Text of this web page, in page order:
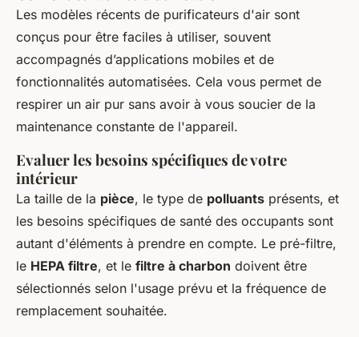
Les modèles récents de purificateurs d'air sont
conçus pour être faciles à utiliser, souvent
accompagnés d’applications mobiles et de
fonctionnalités automatisées. Cela vous permet de
respirer un air pur sans avoir à vous soucier de la
maintenance constante de l'appareil.
Evaluer les besoins spécifiques de votre
intérieur
La taille de la pièce, le type de polluants présents, et
les besoins spécifiques de santé des occupants sont
autant d'éléments à prendre en compte. Le pré-filtre,
le HEPA filtre, et le filtre à charbon doivent être
sélectionnés selon l'usage prévu et la fréquence de
remplacement souhaitée.